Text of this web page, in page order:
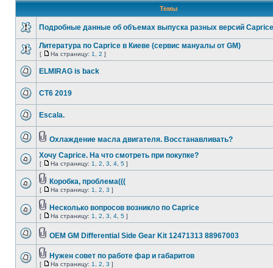
Темы
Подробные данные об объемах выпуска разных версий Caprice
Литература по Caprice в Киеве (сервис мануалы от GM)
[ На страницу: 1 2 ]
ELMIRAG is back
CT6 2019
Escala.
Охлаждение масла двигателя. Восстанавливать?
Хочу Caprice. На что смотреть при покупке?
[ На страницу: 1 2 3 4 5 ]
Коробка, проблема(((
[ На страницу: 1 2 3 ]
Несколько вопросов возникло по Caprice
[ На страницу: 1 2 3 4 5 ]
OEM GM Differential Side Gear Kit 12471313 88967003
Нужен совет по работе фар и габаритов
[ На страницу: 1 2 3 ]